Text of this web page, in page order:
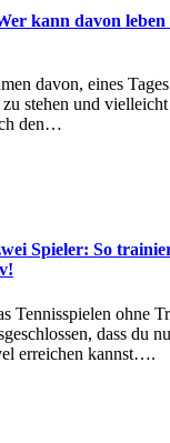
kann davon leben
davon, eines
stehen und
den…
Spieler: So
Tennisspielen ohne
dass du
erreichen kannst….